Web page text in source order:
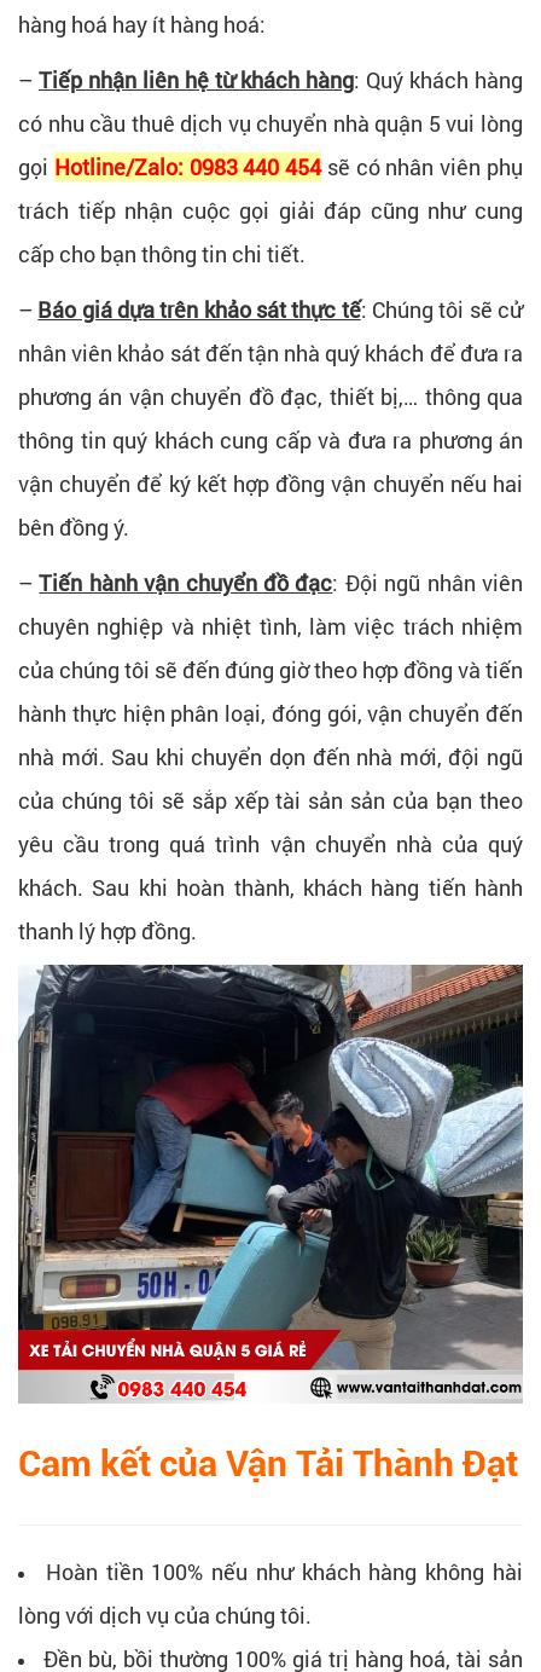
hàng hoá hay ít hàng hoá:
– Tiếp nhận liên hệ từ khách hàng: Quý khách hàng
có nhu cầu thuê dịch vụ chuyển nhà quận 5 vui lòng
gọi Hotline/Zalo: 0983 440 454sẽ có nhân viên phụ
trách tiếp nhận cuộc gọi giải đáp cũng như cung
cấp cho bạn thông tin chi tiết.
– Báo giá dựa trên khảo sát thực tế: Chúng tôi sẽ cử
nhân viên khảo sát đến tận nhà quý khách để đưa ra
phương án vận chuyển đồ đạc, thiết bị,… thông qua
thông tin quý khách cung cấp và đưa ra phương án
vận chuyển để ký kết hợp đồng vận chuyển nếu hai
bên đồng ý.
–Tiến hành vận chuyển đồ đạc: Đội ngũ nhân viên
chuyên nghiệp và nhiệt tình, làm việc trách nhiệm
của chúng tôi sẽ đến đúng giờ theo hợp đồng và tiến
hành thực hiện phân loại, đóng gói, vận chuyển đến
nhà mới. Sau khi chuyển dọn đến nhà mới, đội ngũ
của chúng tôi sẽ sắp xếp tài sản sản của bạn theo
yêu cầu trong quá trình vận chuyển nhà của quý
khách. Sau khi hoàn thành, khách hàng tiến hành
thanh lý hợp đồng.
Cam kết của Vận Tải Thành Đạt
Hoàn tiền 100% nếu như khách hàng không hài
lòng với dịch vụ của chúng tôi.
Đền bù, bồi thường 100% giá trị hàng hoá, tài sản